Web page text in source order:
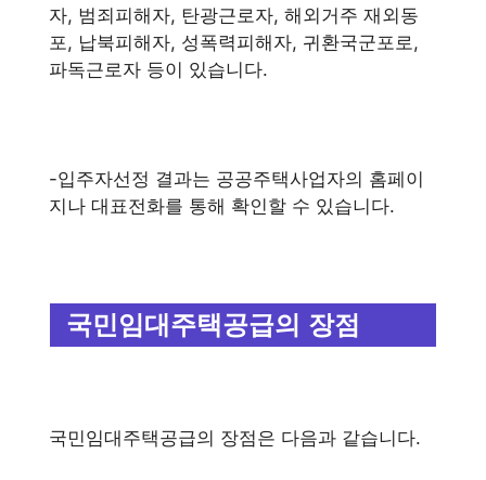
자, 범죄피해자, 탄광근로자, 해외거주 재외동
포, 납북피해자, 성폭력피해자, 귀환국군포로,
파독근로자 등이 있습니다.
-입주자선정 결과는 공공주택사업자의 홈페이
지나 대표전화를 통해 확인할 수 있습니다.
국민임대주택공급의 장점
국민임대주택공급의 장점은 다음과 같습니다.